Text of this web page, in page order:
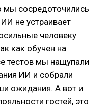
мы сосредоточились
не устраивает
человеку
как обучен на
тестов мы нащупали
ИИ и собрали
ожидания. А вот и
гостей, это